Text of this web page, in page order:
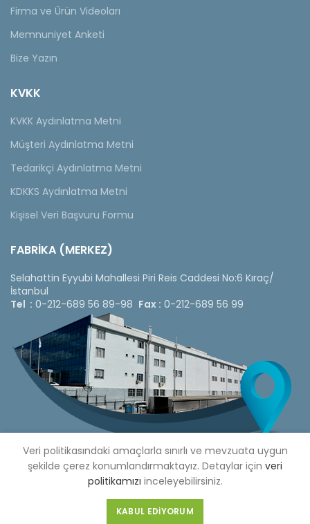
Firma ve Ürün Videoları
Memnuniyet Anketi
Bize Yazın
KVKK
KVKK Aydınlatma Metni
Müşteri Aydınlatma Metni
Tedarikçi Aydınlatma Metni
KDKKS Aydınlatma Metni
Kişisel Veri Başvuru Formu
FABRİKA (MERKEZ)
Selahattin Eyyubi Mahallesi Piri Reis Caddesi No:6 Kıraç/
İstanbul
Tel : 0-212-689 56 89-98 Fax : 0-212-689 56 99
Copyright © 2020 Çetinkaya Pano |Çetinkaya Pano Fiyat
Listesi
Veri politikasındaki amaçlarla sınırlı ve mevzuata uygun
şekilde çerez konumlandırmaktayız. Detaylar için veri
politikamızı inceleyebilirsiniz.
KABUL EDIYORUM